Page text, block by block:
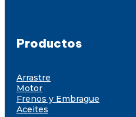
Productos
Arrastre
Motor
Frenos y Embrague
Aceites